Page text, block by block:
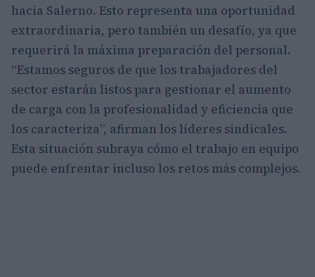
hacia Salerno. Esto representa una oportunidad
extraordinaria, pero también un desafío, ya que
requerirá la máxima preparación del personal.
“Estamos seguros de que los trabajadores del
sector estarán listos para gestionar el aumento
de carga con la profesionalidad y eficiencia que
los caracteriza”, afirman los líderes sindicales.
Esta situación subraya cómo el trabajo en equipo
puede enfrentar incluso los retos más complejos.